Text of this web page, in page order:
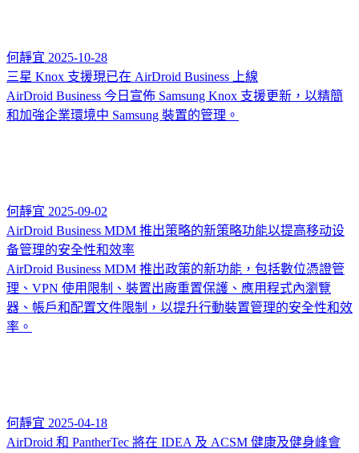
何靜宜 2025-10-28
三星 Knox 支援現已在 AirDroid Business 上線
AirDroid Business 今日宣佈 Samsung Knox 支援更新，以精簡
和加強企業環境中 Samsung 裝置的管理。
何靜宜 2025-09-02
AirDroid Business MDM 推出策略的新策略功能以提高移动设
备管理的安全性和效率
AirDroid Business MDM 推出政策的新功能，包括數位憑證管
理、VPN 使用限制、裝置出廠重置保護、應用程式內瀏覽
器、帳戶和配置文件限制，以提升行動裝置管理的安全性和效
率。
何靜宜 2025-04-18
AirDroid 和 PantherTec 將在 IDEA 及 ACSM 健康及健身峰會